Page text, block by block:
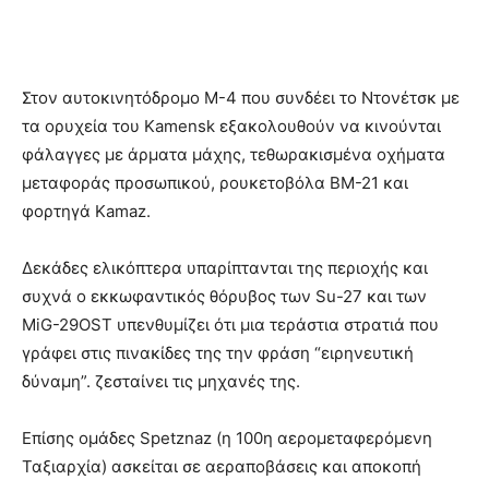
Στον αυτοκινητόδρομο M-4 που συνδέει το Ντονέτσκ με
τα ορυχεία του Kamensk εξακολουθούν να κινούνται
φάλαγγες με άρματα μάχης, τεθωρακισμένα οχήματα
μεταφοράς προσωπικού, ρουκετοβόλα BM-21 και
φορτηγά Kamaz.
Δεκάδες ελικόπτερα υπαρίπτανται της περιοχής και
συχνά ο εκκωφαντικός θόρυβος των Su-27 και των
MiG-29OST υπενθυμίζει ότι μια τεράστια στρατιά που
γράφει στις πινακίδες της την φράση “ειρηνευτική
δύναμη”. ζεσταίνει τις μηχανές της.
Επίσης ομάδες Spetznaz (η 100η αερομεταφερόμενη
Ταξιαρχία) ασκείται σε αεραποβάσεις και αποκοπή